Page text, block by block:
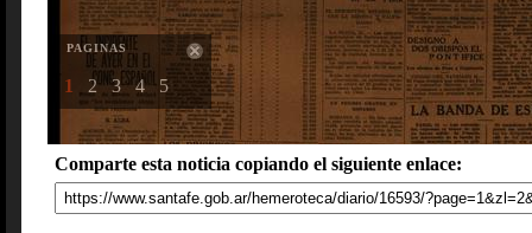
PAGINAS
1 2 3 4 5
Comparte esta noticia copiando el siguiente enlace: